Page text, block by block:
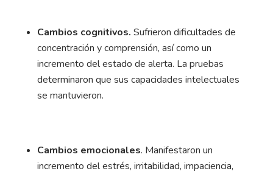
Cambios cognitivos. Sufrieron dificultades de
concentración y comprensión, así como un
incremento del estado de alerta. La pruebas
determinaron que sus capacidades intelectuales
se mantuvieron.
Cambios emocionales. Manifestaron un
incremento del estrés, irritabilidad, impaciencia,